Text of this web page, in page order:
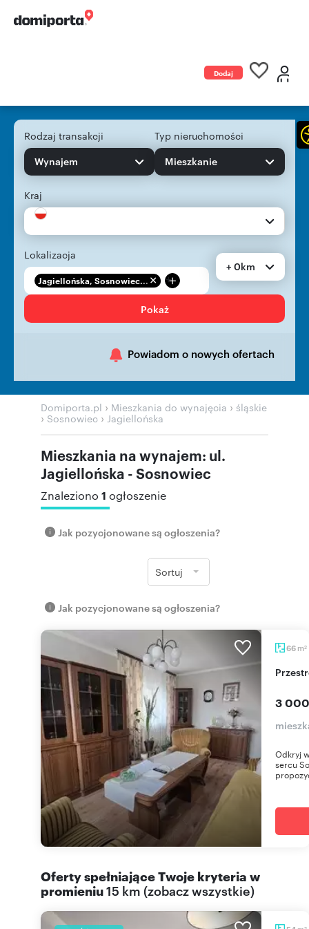
Dodaj
Rodzaj transakcji
Wynajem
Typ nieruchomości
Mieszkanie
Kraj
Lokalizacja
Jagiellońska, Sosnowiec... +
+ 0km
Pokaż
Powiadom o nowych ofertach
Domiporta.pl › Mieszkania do wynajęcia › śląskie
› Sosnowiec › Jagiellońska
Mieszkania na wynajem: ul.
Jagiellońska - Sosnowiec
Znaleziono 1 ogłoszenie
Jak pozycjonowane są ogłoszenia?
Sortuj
Jak pozycjonowane są ogłoszenia?
66 m2
3
Odkryj
sercu
Oferty spełniające Twoje kryteria w
promieniu15 km (zobacz wszystkie)